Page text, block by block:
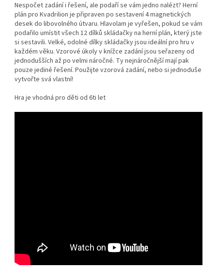
Nespočet zadání i řešení, ale podaří se vám jedno nalézt? Herní
plán pro Kvadrilion je připraven po sestavení 4 magnetických
desek do libovolného útvaru. Hlavolam je vyřešen, pokud se vám
podařilo umístit všech 12 dílků skládačky na herní plán, který jste
si sestavili. Velké, odolné dílky skládačky jsou ideální pro hru v
každém věku. Vzorové úkoly v knížce zadání jsou seřazeny od
jednodušších až po velmi náročné. Ty nejnáročnější mají pak
pouze jediné řešení. Použijte vzorová zadání, nebo si jednoduše
vytvořte svá vlastní!
Hra je vhodná pro děti od 6ti let